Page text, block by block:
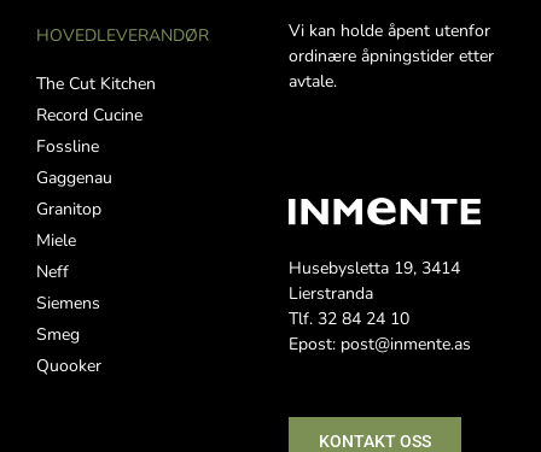
HOVEDLEVERANDØR
The Cut Kitchen
Record Cucine
Fossline
Gaggenau
Granitop
Miele
Neff
Siemens
Smeg
Quooker
Vi kan holde åpent utenfor
ordinære åpningstider etter
avtale.
Husebysletta 19, 3414
Lierstranda
Tlf. 32 84 24 10
Epost: post@inmente.as
KONTAKT OSS